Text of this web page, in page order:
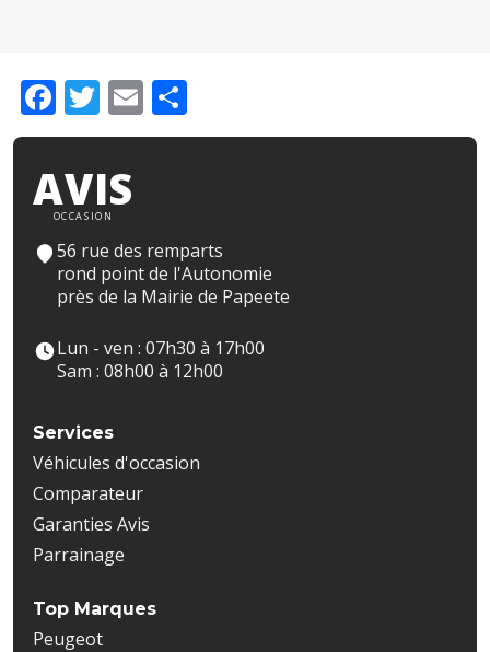
Facebook
Twitter
Email
AVIS
OCCASION
56 rue des remparts
rond point de l'Autonomie
près de la Mairie de Papeete
Lun - ven : 07h30 à 17h00
Sam : 08h00 à 12h00
Services
Véhicules d'occasion
Comparateur
Garanties Avis
Parrainage
Top Marques
Peugeot